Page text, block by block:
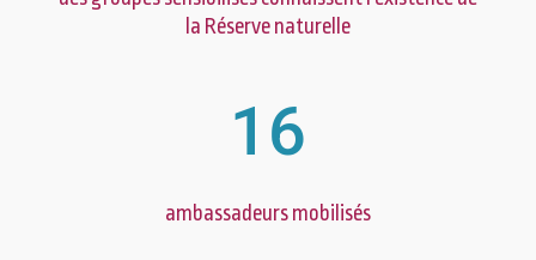
la Réserve naturelle
16
ambassadeurs mobilisés